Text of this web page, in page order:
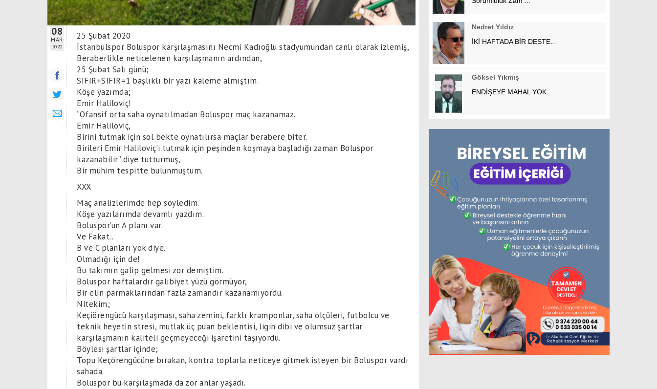
08
MAR
2020
25 Şubat 2020
İstanbulspor Boluspor karşılaşmasını Necmi Kadıoğlu stadyumundan canlı olarak izlemiş,
Beraberlikle neticelenen karşılaşmanın ardından,
25 Şubat Salı günü;
SIFIR+SIFIR=1 başlıklı bir yazı kaleme almıştım.
Köşe yazımda;
Emir Haliloviç!
“Ofansif orta saha oynatılmadan Boluspor maç kazanamaz.
Emir Haliloviç,
Birini tutmak için sol bekte oynatılırsa maçlar berabere biter.
Birileri Emir Haliloviç’i tutmak için peşinden koşmaya başladığı zaman Boluspor
kazanabilir” diye tutturmuş,
Bir mühim tespitte bulunmuştum.
XXX
Maç analizlerimde hep söyledim.
Köşe yazılarımda devamlı yazdım.
Boluspor’un A planı var.
Ve Fakat..
B ve C planları yok diye.
Olmadığı için de!
Bu takımın galip gelmesi zor demiştim.
Boluspor haftalardır galibiyet yüzü görmüyor,
Bir elin parmaklarından fazla zamandır kazanamıyordu.
Nitekim;
Keçiörengücü karşılaşması, saha zemini, farklı kramponlar, saha ölçüleri, futbolcu ve
teknik heyetin stresi, mutlak üç puan beklentisi, ligin dibi ve olumsuz şartlar
karşılaşmanın kaliteli geçmeyeceği işaretini taşıyordu.
Böylesi şartlar içinde;
Topu Keçörengücüne bırakan, kontra toplarla neticeye gitmek isteyen bir Boluspor vardı
sahada.
Boluspor bu karşılaşmada da zor anlar yaşadı.
Nedret Yıldız
İKİ HAFTADA BİR DESTE…
Göksel Yıkmış
ENDİŞEYE MAHAL YOK